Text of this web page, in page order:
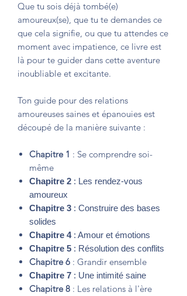
Que tu sois déjà tombé(e)
amoureux(se), que tu te demandes ce
que cela signifie, ou que tu attendes ce
moment avec impatience, ce livre est
là pour te guider dans cette aventure
inoubliable et excitante.
Ton guide pour des relations
amoureuses saines et épanouies est
découpé de la manière suivante :
Chapitre 1 : Se comprendre soi-
même
Chapitre 2 : Les rendez-vous
amoureux
Chapitre 3 : Construire des bases
solides
Chapitre 4: Amour et émotions
Chapitre 5 : Résolution des conflits
Chapitre 6 : Grandir ensemble
Chapitre 7 : Une intimité saine
Chapitre 8 : Les relations à l'ère